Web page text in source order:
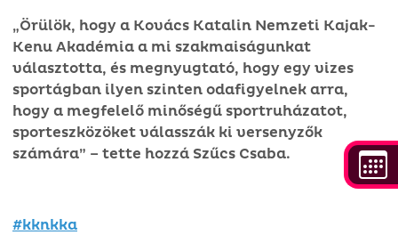
„Örülök, hogy a Kovács Katalin Nemzeti Kajak-
Kenu Akadémia a mi szakmaiságunkat
választotta, és megnyugtató, hogy egy vizes
sportágban ilyen szinten odafigyelnek arra,
hogy a megfelelő minőségű sportruházatot,
sporteszközöket válasszák ki versenyzők
számára” – tette hozzá Szűcs Csaba.
#kknkka